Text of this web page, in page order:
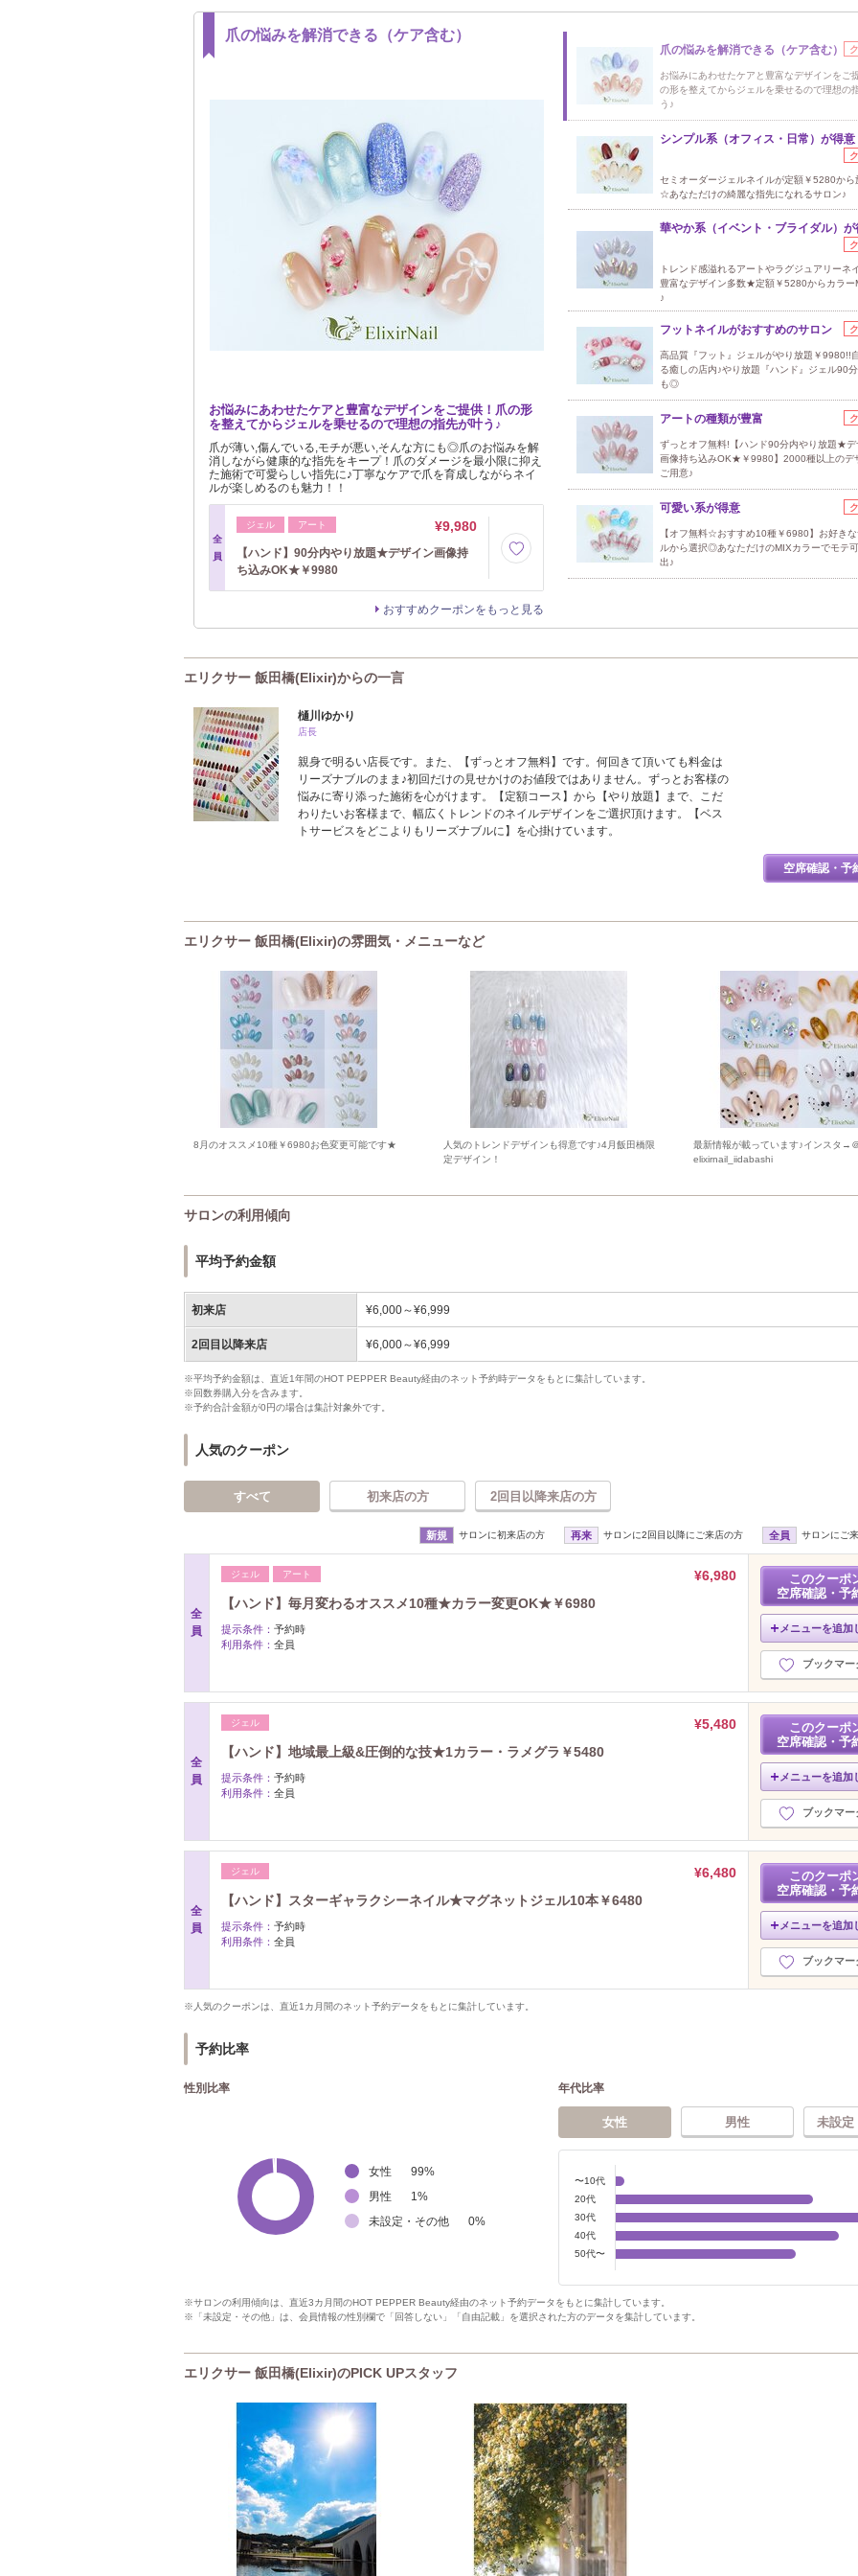
爪の悩みを解消できる（ケア含む）
お悩みにあわせたケアと豊富なデザインをご提供！爪の形
を整えてからジェルを乗せるので理想の指先が叶う♪
爪が薄い,傷んでいる,モチが悪い,そんな方にも◎爪のお悩みを解
消しながら健康的な指先をキープ！爪のダメージを最小限に抑え
た施術で可愛らしい指先に♪丁寧なケアで爪を育成しながらネイ
ルが楽しめるのも魅力！！
全
員
ジェル アート ¥9,980
【ハンド】90分内やり放題★デザイン画像持
ち込みOK★￥9980
おすすめクーポンをもっと見る
爪の悩みを解消できる（ケア含む）
お悩みにあわせたケアと豊富なデザインをご
の形を整えてからジェルを乗せるので理想の
う♪
シンプル系（オフィス・日常）が得意
セミオーダージェルネイルが定額￥5280から
☆あなただけの綺麗な指先になれるサロン♪
華やか系（イベント・ブライダル）が
トレンド感溢れるアートやラグジュアリーネ
豊富なデザイン多数★定額￥5280からカラー
♪
フットネイルがおすすめのサロン
高品質『フット』ジェルがやり放題￥9980!!
る癒しの店内♪やり放題『ハンド』ジェル90
も◎
アートの種類が豊富
ずっとオフ無料!【ハンド90分内やり放題★デ
画像持ち込みOK★￥9980】2000種以上のデ
ご用意♪
可愛い系が得意
【オフ無料☆おすすめ10種￥6980】お好き
ルから選択◎あなただけのMIXカラーでモテ
出♪
エリクサー 飯田橋(Elixir)からの一言
樋川ゆかり
店長
親身で明るい店長です。また、【ずっとオフ無料】です。何回きて頂いても料金は
リーズナブルのまま♪初回だけの見せかけのお値段ではありません。ずっとお客様の
悩みに寄り添った施術を心がけます。【定額コース】から【やり放題】まで、こだ
わりたいお客様まで、幅広くトレンドのネイルデザインをご選択頂けます。【ベス
トサービスをどこよりもリーズナブルに】を心掛けています。
空席確認・予
エリクサー 飯田橋(Elixir)の雰囲気・メニューなど
8月のオススメ10種￥6980お色変更可能です★
人気のトレンドデザインも得意です♪4月飯田橋限
定デザイン！
最新情報が載っています♪インスタ→
elixirnail_iidabashi
サロンの利用傾向
平均予約金額
初来店 ¥6,000～¥6,999
2回目以降来店 ¥6,000～¥6,999
※平均予約金額は、直近1年間のHOT PEPPER Beauty経由のネット予約時データをもとに集計しています。
※回数券購入分を含みます。
※予約合計金額が0円の場合は集計対象外です。
人気のクーポン
すべて 初来店の方 2回目以降来店の方
新規 サロンに初来店の方 再来 サロンに2回目以降にご来店の方 全員 サロンにご
全
員
ジェル アート
¥6,980
【ハンド】毎月変わるオススメ10種★カラー変更OK★￥6980
提示条件： 予約時
利用条件： 全員
このクーポ
空席確認・予
メニューを追加
ブックマー
全
員
ジェル
¥5,480
【ハンド】地域最上級&圧倒的な技★1カラー・ラメグラ￥5480
提示条件： 予約時
利用条件： 全員
このクーポ
空席確認・予
メニューを追加
ブックマー
全
員
ジェル
¥6,480
【ハンド】スターギャラクシーネイル★マグネットジェル10本￥6480
提示条件： 予約時
利用条件： 全員
このクーポ
空席確認・予
メニューを追加
ブックマー
※人気のクーポンは、直近1カ月間のネット予約データをもとに集計しています。
予約比率
性別比率
女性 99%
男性
1 %
未設定・その他
0%
年代比率
女性 男性 未設定
〜10代
20代
30代
40代
50代〜
※サロンの利用傾向は、直近3カ月間のHOT PEPPER Beauty経由のネット予約データをもとに集計しています。
※「未設定・その他」は、会員情報の性別欄で「回答しない」「自由記載」を選択された方のデータを集計しています。
エリクサー 飯田橋(Elixir)のPICK UPスタッフ